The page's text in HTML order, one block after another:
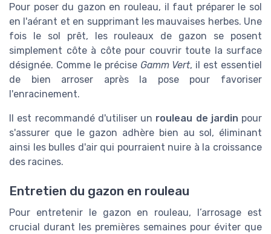
Pour poser du gazon en rouleau, il faut préparer le sol
en l'aérant et en supprimant les mauvaises herbes. Une
fois le sol prêt, les rouleaux de gazon se posent
simplement côte à côte pour couvrir toute la surface
désignée. Comme le précise Gamm Vert, il est essentiel
de bien arroser après la pose pour favoriser
l'enracinement.
Il est recommandé d'utiliser un rouleau de jardin pour
s'assurer que le gazon adhère bien au sol, éliminant
ainsi les bulles d'air qui pourraient nuire à la croissance
des racines.
Entretien du gazon en rouleau
Pour entretenir le gazon en rouleau, l’arrosage est
crucial durant les premières semaines pour éviter que